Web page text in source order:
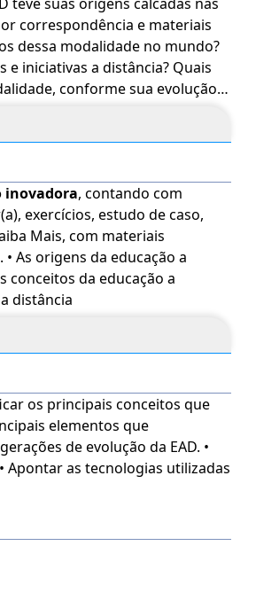
correspondência e materiais
dessa modalidade no mundo?
iniciativas a distância? Quais
conforme sua evolução?
Além do Público em
recursos de
fonte e tradução automática
ativar esses recursos, acesse
e habilite de acordo com
por até 120 dias após a
inovadora, contando com
exercícios, estudo de caso,
Mais, com materiais
conceitos da educação a
distância
os principais conceitos que
elementos que
de evolução da EAD. •
Apontar as tecnologias utilizadas